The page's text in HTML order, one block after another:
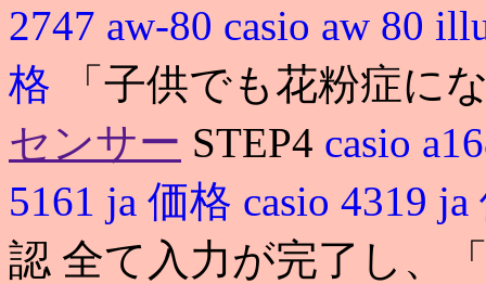
2747 aw-80 casio aw 80
格
「子供でも花粉症に
センサー STEP4 casio
5161 ja 価格 casio 4319
認 全て入力が完了し、